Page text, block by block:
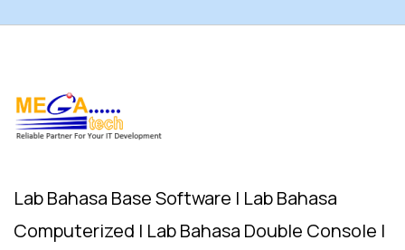
Lab Bahasa Base Software | Lab Bahasa
Computerized | Lab Bahasa Double Console |